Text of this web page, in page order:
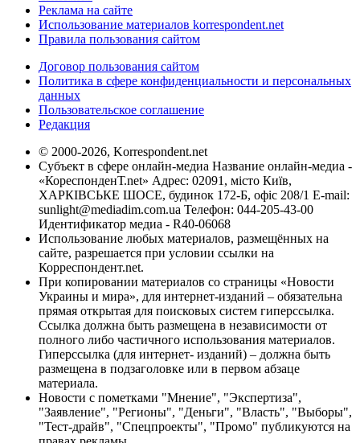
Реклама на сайте
Использование материалов korrespondent.net
Правила пользования сайтом
Договор пользования сайтом
Политика в сфере конфиденциальности и персональных
данных
Пользовательское соглашение
Редакция
© 2000-2026, Korrespondent.net
Субъект в сфере онлайн-медиа Название онлайн-медиа -
«КореспонденТ.net» Адрес: 02091, місто Київ,
ХАРКІВСЬКЕ ШОСЕ, будинок 172-Б, офіс 208/1 E-mail:
sunlight@mediadim.com.ua Телефон: 044-205-43-00
Идентификатор медиа - R40-06068
Использование любых материалов, размещённых на
сайте, разрешается при условии ссылки на
Корреспондент.net.
При копировании материалов со страницы «Новости
Украины и мира», для интернет-изданий – обязательна
прямая открытая для поисковых систем гиперссылка.
Ссылка должна быть размещена в независимости от
полного либо частичного использования материалов.
Гиперссылка (для интернет- изданий) – должна быть
размещена в подзаголовке или в первом абзаце
материала.
Новости с пометками "Мнение", "Экспертиза",
"Заявление", "Регионы", "Деньги", "Власть", "Выборы",
"Тест-драйв", "Спецпроекты", "Промо" публикуются на